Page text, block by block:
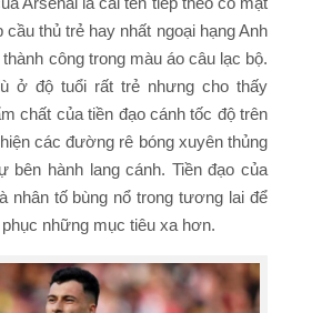
cầu thủ trẻ hay nhất ngoại hạng Anh
công trong màu áo câu lạc bộ.
ở độ tuổi rất trẻ nhưng cho thấy
chất của tiền đạo cánh tốc độ trên
các đường rê bóng xuyên thủng
bên hành lang cánh. Tiền đạo của
nhân tố bùng nổ trong tương lai để
những mục tiêu xa hơn.